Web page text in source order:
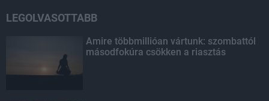
LEGOLVASOTTABB
Amire többmillióan vártunk: szombattól
másodfokúra csökken a riasztás